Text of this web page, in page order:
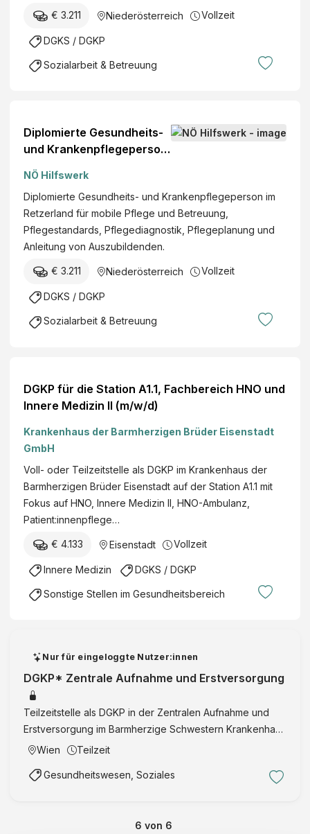
€ 3.211 Niederösterreich Vollzeit
DGKS / DGKP
Sozialarbeit & Betreuung
Diplomierte Gesundheits-
und Krankenpflegeperson
(w/m/d)
NÖ Hilfswerk
Diplomierte Gesundheits- und Krankenpflegeperson im
Retzerland für mobile Pflege und Betreuung,
Pflegestandards, Pflegediagnostik, Pflegeplanung und
Anleitung von Auszubildenden.
€ 3.211 Niederösterreich Vollzeit
DGKS / DGKP
Sozialarbeit & Betreuung
DGKP für die Station A1.1, Fachbereich HNO und
Innere Medizin II (m/w/d)
Krankenhaus der Barmherzigen Brüder Eisenstadt
GmbH
Voll- oder Teilzeitstelle als DGKP im Krankenhaus der
Barmherzigen Brüder Eisenstadt auf der Station A1.1 mit
Fokus auf HNO, Innere Medizin II, HNO-Ambulanz,
Patient:innenpflege…
€ 4.133 Eisenstadt Vollzeit
Innere Medizin DGKS / DGKP
Sonstige Stellen im Gesundheitsbereich
Nur für eingeloggte Nutzer:innen
DGKP* Zentrale Aufnahme und Erstversorgung
Teilzeitstelle als DGKP in der Zentralen Aufnahme und
Erstversorgung im Barmherzige Schwestern Krankenhaus
Wien mit Fokus auf Patient:innenmanagement, ambulante
Wien Teilzeit
Gesundheitswesen, Soziales
6 von 6